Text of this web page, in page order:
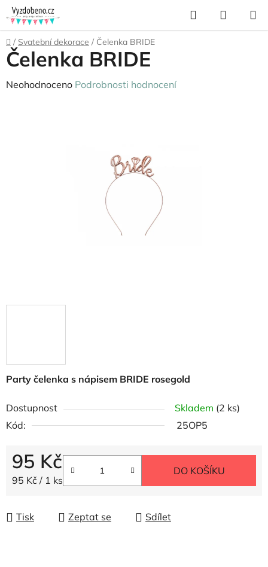
Přejít
na
obsah
Hledat
KOŠÍK
Domů
/ Svatební dekorace / Čelenka BRIDE
Party čelenka s nápisem BRIDE rosegold
Dostupnost Skladem (2 ks)
Kód:
25OP5
95 Kč
Měrná cena:
95 Kč / 1 ks
DO KOŠÍKU
Tisk Zeptat se Sdílet
Čelenka BRIDE
Průměrné
Neohodnoceno Podrobnosti hodnocení